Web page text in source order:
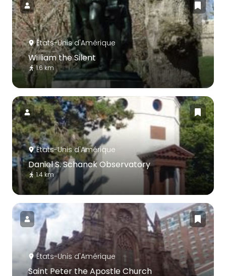
États-Unis d'Amérique
William the Silent
1.6 km
États-Unis d'Amérique
Daniel S. Schanck Observatory
1.4 km
États-Unis d'Amérique
Saint Peter the Apostle Church